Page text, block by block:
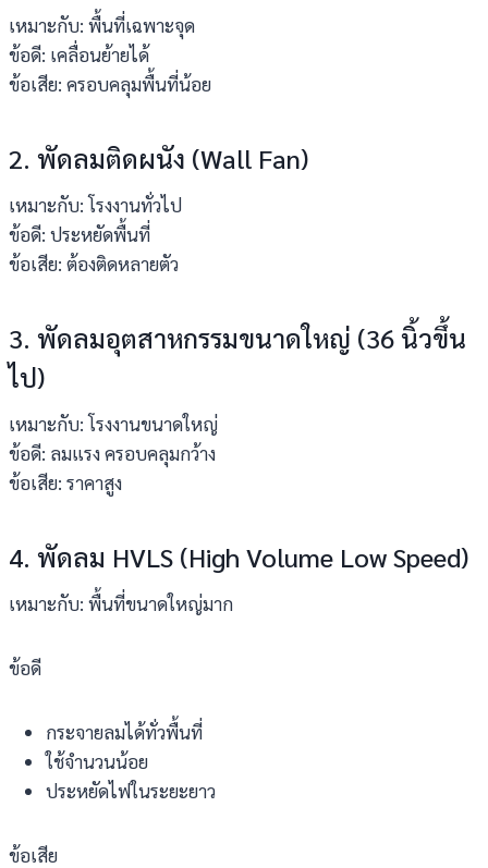
เหมาะกับ: พื้นที่เฉพาะจุด
ข้อดี: เคลื่อนย้ายได้
ข้อเสีย: ครอบคลุมพื้นที่น้อย
2. พัดลมติดผนัง (Wall Fan)
เหมาะกับ: โรงงานทั่วไป
ข้อดี: ประหยัดพื้นที่
ข้อเสีย: ต้องติดหลายตัว
3. พัดลมอุตสาหกรรมขนาดใหญ่ (36 นิ้วขึ้น
ไป)
เหมาะกับ: โรงงานขนาดใหญ่
ข้อดี: ลมแรง ครอบคลุมกว้าง
ข้อเสีย: ราคาสูง
4. พัดลม HVLS (High Volume Low Speed)
เหมาะกับ: พื้นที่ขนาดใหญ่มาก
ข้อดี
กระจายลมได้ทั่วพื้นที่
ใช้จำนวนน้อย
ประหยัดไฟในระยะยาว
ข้อเสีย